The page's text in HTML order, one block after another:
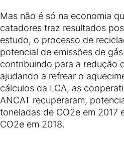
Mas não é só na economia
catadores traz resultados
estudo, o processo de
potencial de emissões de
contribuindo para a redução
ajudando a refrear o
cálculos da LCA, as
ANCAT recuperaram,
toneladas de CO2e em 2017
CO2e em 2018.